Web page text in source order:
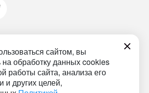
сайтом, вы
на обработку данных cookies
работы сайта, анализа его
и других целей,
«1С-Битрикс». Работает на
сайтом.
данных Наша ИТ-деятельность
сайта Документ СОУТ